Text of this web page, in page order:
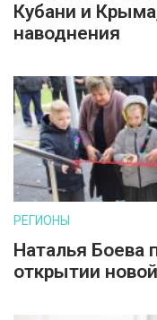
Кубани и
наводнения
РЕГИОНЫ
Наталья Боева
открытии